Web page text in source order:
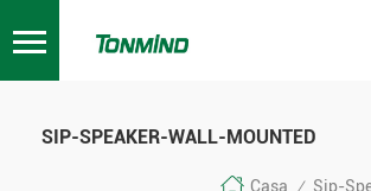
SIP-SPEAKER-WALL-MOUNTED
Casa / Sip-